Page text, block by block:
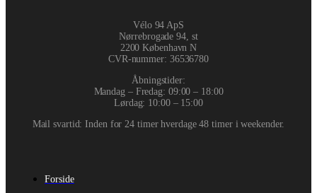
Vélo 94 ApS
Nørrebrogade 94, st
2200 København N
CVR-nummer: 36536780
Åbningstider:
Mandag – Fredag: 09:00 – 18:00
Lørdag: 10:00 – 15:00
Mail svartid: Inden for 24 timer hverdage 48 timer i weekender.
Forside